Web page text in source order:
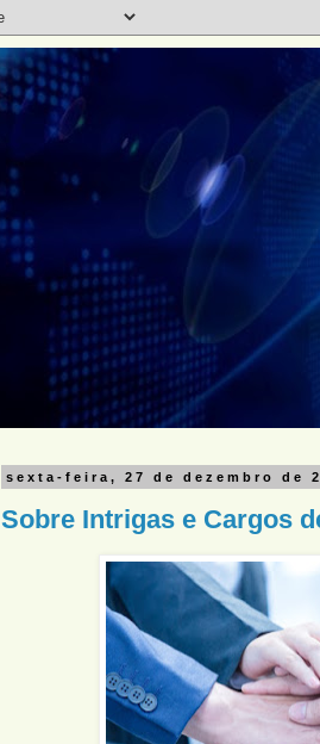
sexta-feira, 27 de dezembro de
Sobre Intrigas e Cargos